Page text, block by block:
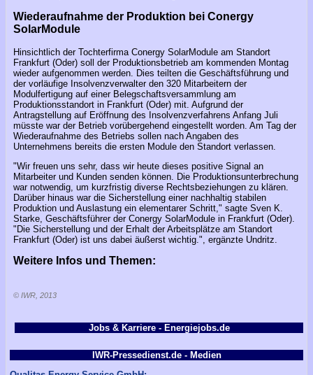
Wiederaufnahme der Produktion bei Conergy
SolarModule
Hinsichtlich der Tochterfirma Conergy SolarModule am Standort
Frankfurt (Oder) soll der Produktionsbetrieb am kommenden Montag
wieder aufgenommen werden. Dies teilten die Geschäftsführung und
der vorläufige Insolvenzverwalter den 320 Mitarbeitern der
Modulfertigung auf einer Belegschaftsversammlung am
Produktionsstandort in Frankfurt (Oder) mit. Aufgrund der
Antragstellung auf Eröffnung des Insolvenzverfahrens Anfang Juli
müsste war der Betrieb vorübergehend eingestellt worden. Am Tag der
Wiederaufnahme des Betriebs sollen nach Angaben des
Unternehmens bereits die ersten Module den Standort verlassen.
"Wir freuen uns sehr, dass wir heute dieses positive Signal an
Mitarbeiter und Kunden senden können. Die Produktionsunterbrechung
war notwendig, um kurzfristig diverse Rechtsbeziehungen zu klären.
Darüber hinaus war die Sicherstellung einer nachhaltig stabilen
Produktion und Auslastung ein elementarer Schritt," sagte Sven K.
Starke, Geschäftsführer der Conergy SolarModule in Frankfurt (Oder).
"Die Sicherstellung und der Erhalt der Arbeitsplätze am Standort
Frankfurt (Oder) ist uns dabei äußerst wichtig.", ergänzte Undritz.
Weitere Infos und Themen:
© IWR, 2013
Jobs & Karriere - Energiejobs.de
IWR-Pressedienst.de - Medien